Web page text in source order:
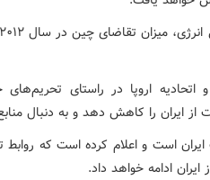
اتحادیه اروپا در راستای
از ایران را کاهش دهد و به دنبال
است و اعلام کرده است که روابط
ادامه خواهد داد.